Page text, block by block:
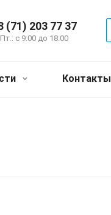
(71) 203 77 37
с 9:00 до 18:00
Контакты